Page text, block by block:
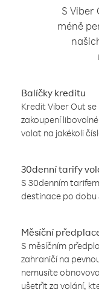
S Viber
méně
Balíčky kreditu
Kredit Viber Out
zakoupení
volat na jakékoli
30denní tarify
S 30denním
destinace po dobu
Měsíční
S měsíčním
zahraničí na
nemusíte
ušetřit za volání,